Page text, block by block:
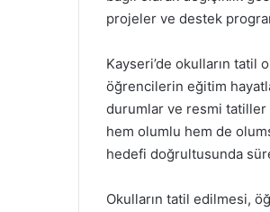
projeler ve destek
Kayseri’de okulların tatil
öğrencilerin eğitim
durumlar ve resmi
hem olumlu hem de
hedefi doğrultusunda
Okulların tatil edilmesi,